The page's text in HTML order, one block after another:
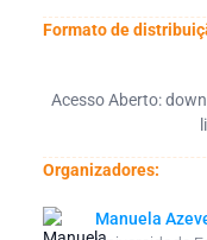
Formato de
Acesso Aberto:
Organizadores:
Manuela